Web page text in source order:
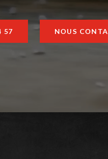
57 NOUS